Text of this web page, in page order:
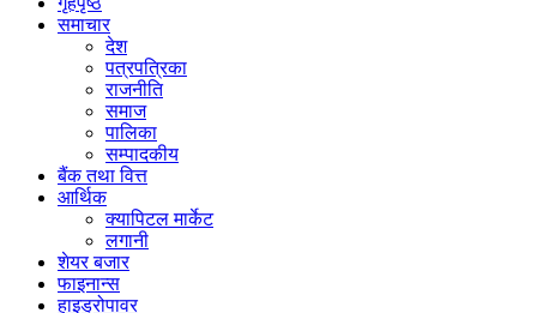
समाचार
देश
पत्रपत्रिका
राजनीति
समाज
पालिका
सम्पादकीय
बैंक तथा वित्त
आर्थिक
क्यापिटल मार्केट
लगानी
शेयर बजार
फाइनान्स
हाइड्रोपावर